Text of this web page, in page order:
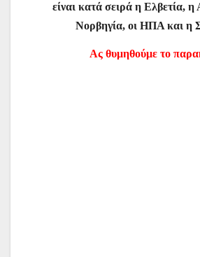
είναι κατά σειρά η Ελβετία,
Νορβηγία, οι ΗΠΑ και η
Ας θυμηθούμε το